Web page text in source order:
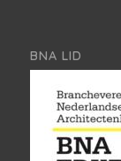
BNA LID